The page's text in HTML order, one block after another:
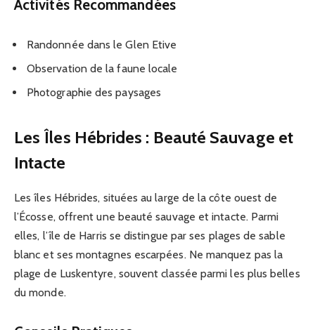
Activités Recommandées
Randonnée dans le Glen Etive
Observation de la faune locale
Photographie des paysages
Les Îles Hébrides : Beauté Sauvage et
Intacte
Les îles Hébrides, situées au large de la côte ouest de
l’Écosse, offrent une beauté sauvage et intacte. Parmi
elles, l’île de Harris se distingue par ses plages de sable
blanc et ses montagnes escarpées. Ne manquez pas la
plage de Luskentyre, souvent classée parmi les plus belles
du monde.